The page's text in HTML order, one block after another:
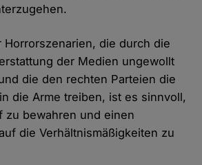
die durch die
der Medien ungewollt
die den rechten Parteien die
die Arme treiben, ist es sinnvoll,
zu bewahren und einen
die Verhältnismäßigkeiten zu